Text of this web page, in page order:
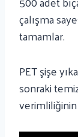
çalışma
tamamlar.
PET şişe
sonraki